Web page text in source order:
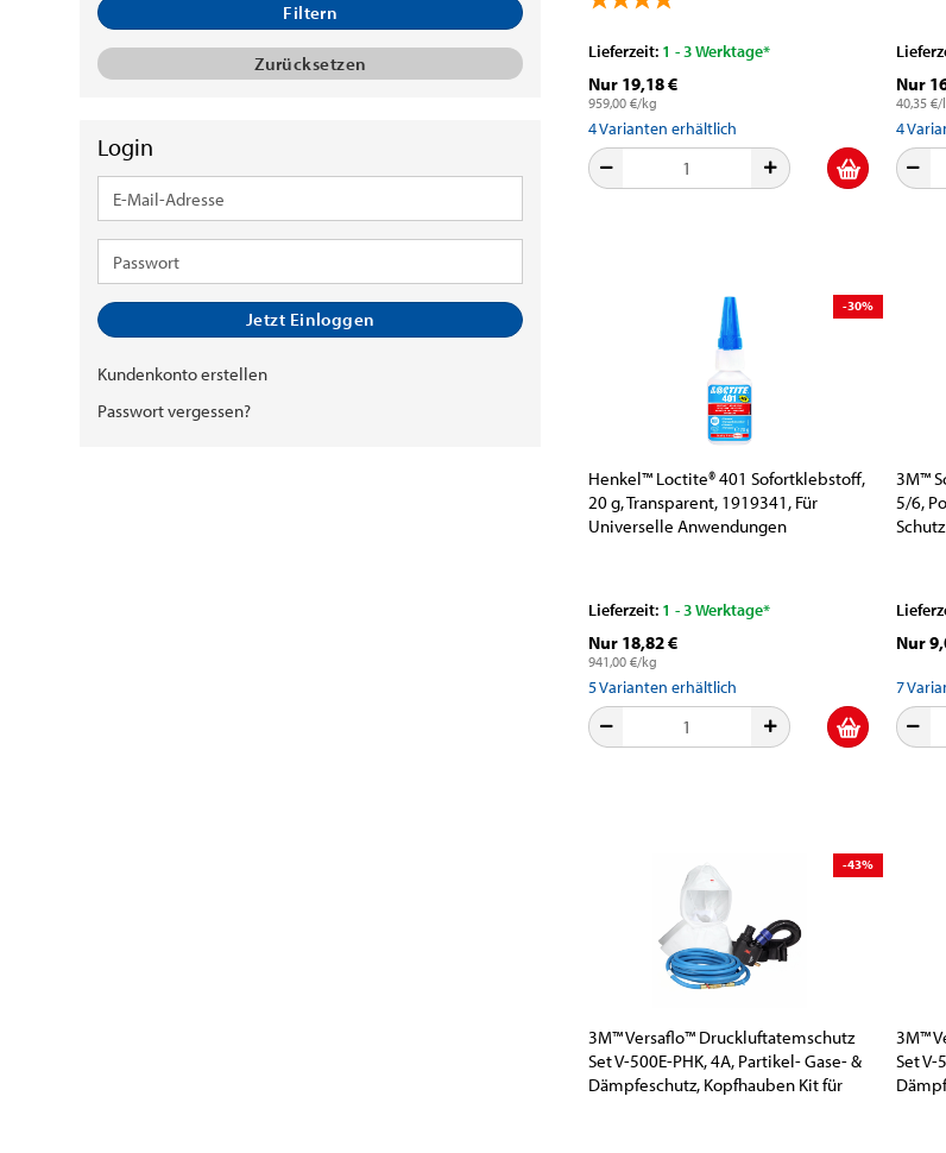
Lieferzeit: 1 - 3 Werktage*
Nur 19,18 €
959,00 €/kg
4Varianten erhältlich
Nur
40,35 €/l
4
-30%
Henkel™ Loctite® 401 Sofortklebstoff,
20 g, Transparent, 1919341, Für
Universelle Anwendungen
Lieferzeit: 1 - 3 Werktage*
Nur 18,82 €
941,00 €/kg
5Varianten erhältlich
3M™
5/6,
Nur
7
-43%
3M™ Versaflo™ Druckluftatemschutz
Set V-500E-PHK, 4A, Partikel- Gase- &
Dämpfeschutz, Kopfhauben Kit für
3M™
Set V-
Filtern
Zurücksetzen
Login
E-
Mail-
Passwort
Jetzt Einloggen
Kundenkonto erstellen
Passwort vergessen?